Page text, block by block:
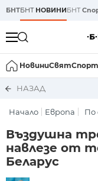
БНТБНТ НОВИНИБНТ
НовиниСвятСпорт
НАЗАД
Начало Европа По
Въздушна
навлезе от
Беларус